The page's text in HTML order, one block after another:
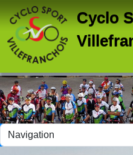
Cyclo
Panneau de gestion des